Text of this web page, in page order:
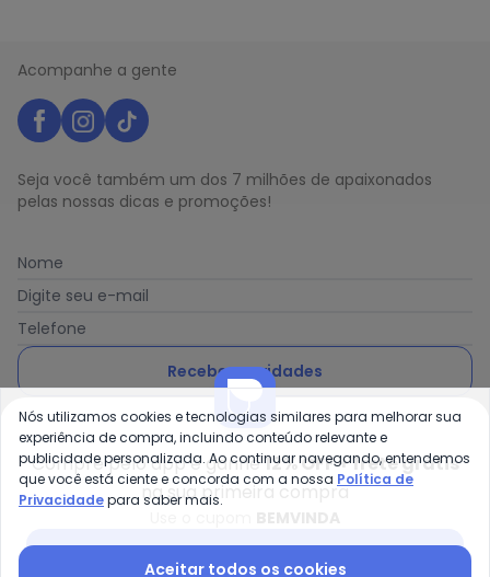
Acompanhe a gente
Seja você também um dos 7 milhões de apaixonados
pelas nossas dicas e promoções!
Nome
Digite seu e-mail
Telefone
Receber novidades
Ao enviar o cadastro, você concorda com a nossa Política
de Privacidade
Posthaus é uma marca da Posthaus Ltda / CNPJ:
80.462.138/0001-41
Compre pelo app e ganhe12% OFF + frete grátis
na sua primeira compra
Nós utilizamos cookies e tecnologias similares para melhorar sua
experiência de compra, incluindo conteúdo relevante e
publicidade personalizada. Ao continuar navegando, entendemos
que você está ciente e concorda com a nossa Política de
Privacidadepara saber mais.
Aceitar todos os cookies